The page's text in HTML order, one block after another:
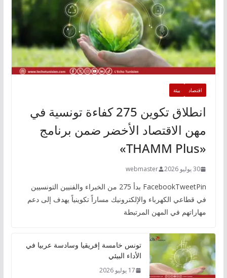
اقتصاد بيئة
انطلاق تكوين 275 كفاءة تونسية في
مهن الاقتصاد الأخضر ضمن برنامج
«THAMM Plus»
30 يوليو 2026 webmaster
FacebookTweetPin بدأ 275 من الخبراء والفنيين التونسيين
في قطاعي الكهرباء والإلكترونيك مساراً تكوينياً يهدف إلى دعم
مهاراتهم في المهن المرتبطة
تونس خامسة إفريقيا وسادسة عربيا في
الأداء البيئي
17 يوليو 2026